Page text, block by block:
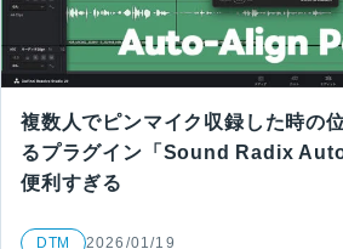
複数人でピンマイク収録した時の
るプラグイン「Sound Radix
便利すぎる
DTM 2026/01/19